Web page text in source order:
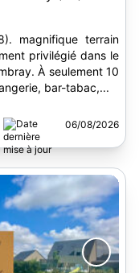
10
des commerces (boulangerie, bar-tabac,...
06/08/2026